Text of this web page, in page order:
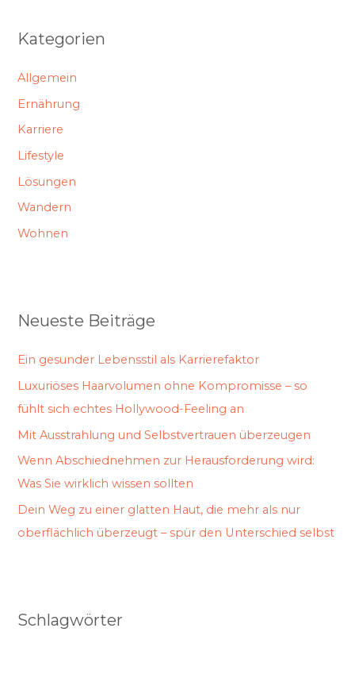
Kategorien
Allgemein
Ernährung
Karriere
Lifestyle
Lösungen
Wandern
Wohnen
Neueste Beiträge
Ein gesunder Lebensstil als Karrierefaktor
Luxuriöses Haarvolumen ohne Kompromisse – so
fühlt sich echtes Hollywood-Feeling an
Mit Ausstrahlung und Selbstvertrauen überzeugen
Wenn Abschiednehmen zur Herausforderung wird:
Was Sie wirklich wissen sollten
Dein Weg zu einer glatten Haut, die mehr als nur
oberflächlich überzeugt – spür den Unterschied selbst
Schlagwörter